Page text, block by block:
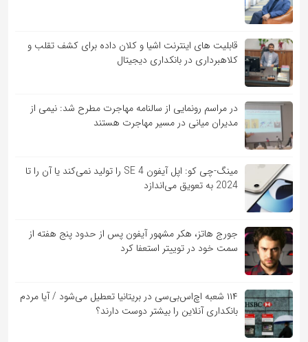
قابلیت ‏های اینترنت اشیا و کلان‏ داده برای کشف تقلب و
کلاهبرداری در بانکداری دیجیتال
در مراسم رونمایی از سالنامه مهاجرت مطرح شد: نیمی از
مدیران میانی در مسیر مهاجرت هستند
مینگ-چی کو: اپل آیفون SE 4 را تولید نمی‌کند یا آن را تا
2024 به تعویق می‌اندازد
جورج هاتز، هکر مشهور آیفون پس از حدود پنج هفته از
سمت خود در توییتر استعفا کرد
۱۱۴ شعبه اچ‌اس‌بی‌سی در بریتانیا تعطیل می‌شود / آیا مردم
بانکداری آنلاین را بیشتر دوست دارند؟